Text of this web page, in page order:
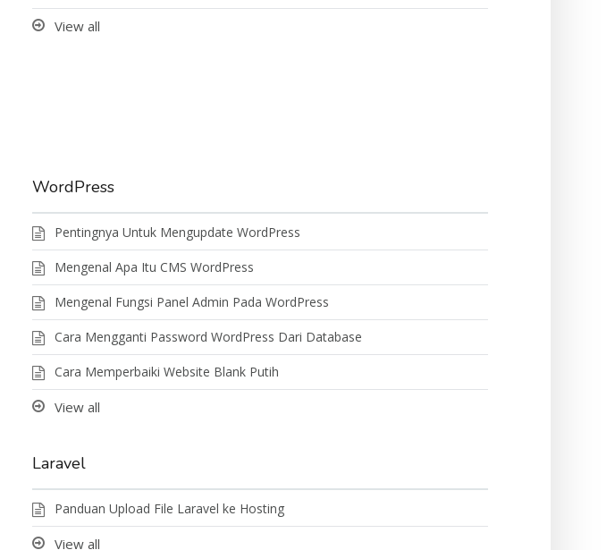
View all
WordPress
Pentingnya Untuk Mengupdate WordPress
Mengenal Apa Itu CMS WordPress
Mengenal Fungsi Panel Admin Pada WordPress
Cara Mengganti Password WordPress Dari Database
Cara Memperbaiki Website Blank Putih
View all
Laravel
Panduan Upload File Laravel ke Hosting
View all